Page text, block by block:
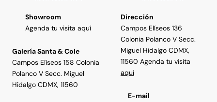
Showroom
Agenda tu visita aquí
Galería Santa & Cole
Campos Elíseos 158 Colonia
Polanco V Secc. Miguel
Hidalgo CDMX, 11560
Dirección
Campos Elíseos 136
Colonia Polanco V Secc.
Miguel Hidalgo CDMX,
11560 Agenda tu visita
aquí
E-mail